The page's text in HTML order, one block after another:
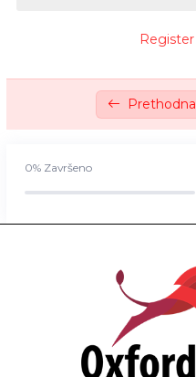
Register
Prethodna
0% Završeno